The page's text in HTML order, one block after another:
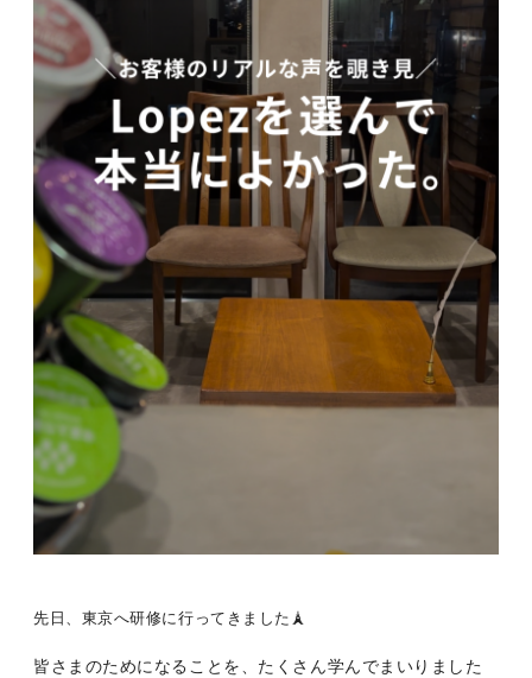
先日、東京へ研修に行ってきました🗼
皆さまのためになることを、たくさん学んでまいりました